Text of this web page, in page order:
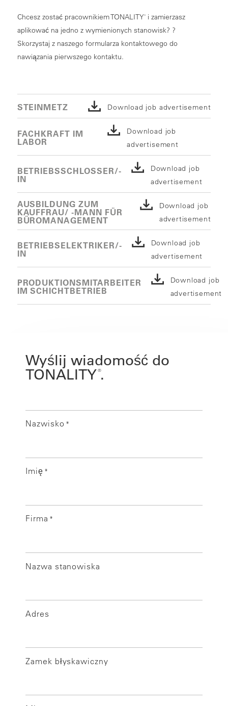
Chcesz zostać pracownikiem TONALITY®i zamierzasz
aplikować na jedno z wymienionych stanowisk? ?
Skorzystaj z naszego formularza kontaktowego do
nawiązania pierwszego kontaktu.
STEINMETZ Download job advertisement
FACHKRAFT IM
LABOR
Download job
advertisement
BETRIEBSSCHLOSSER/-
IN
Download job
advertisement
AUSBILDUNG ZUM
KAUFFRAU/ -MANN FÜR
BÜROMANAGEMENT
Download job
advertisement
BETRIEBSELEKTRIKER/-
IN
Download job
advertisement
PRODUKTIONSMITARBEITER
IM SCHICHTBETRIEB
Download job
advertisement
Wyślij wiadomość do
TONALITY®.
Nazwisko *
Imię *
Firma *
Nazwa stanowiska
Adres
Zamek błyskawiczny